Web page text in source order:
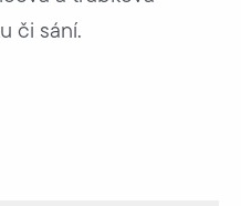
či sání.